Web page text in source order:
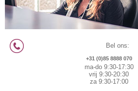
Bel ons:
+31 (0)85 8888 070
ma-do 9:30-17:30
vrij 9:30-20:30
za 9:30-17:00